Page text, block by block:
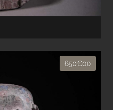
650€00